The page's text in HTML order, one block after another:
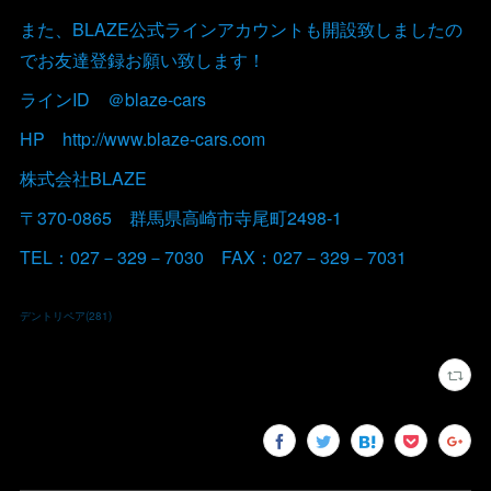
また、BLAZE公式ラインアカウントも開設致しましたの
でお友達登録お願い致します！
ラインID ＠blaze-cars
HP http://www.blaze-cars.com
株式会社BLAZE
〒370-0865 群馬県高崎市寺尾町2498-1
TEL：027－329－7030 FAX：027－329－7031
デントリペア(281)